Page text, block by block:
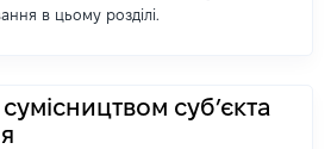
в цьому розділі.
суб’єкта